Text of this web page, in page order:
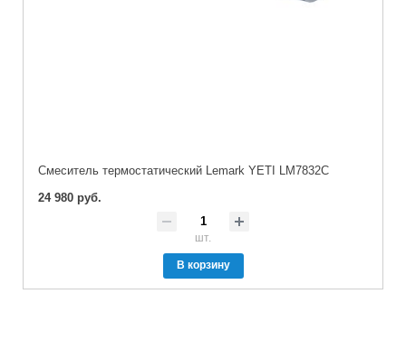
Cмеситель термостатический Lemark YETI LM7832C
24 980 руб.
шт.
В корзину